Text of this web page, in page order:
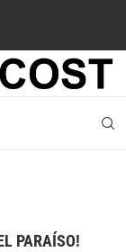
PARAÍSO!